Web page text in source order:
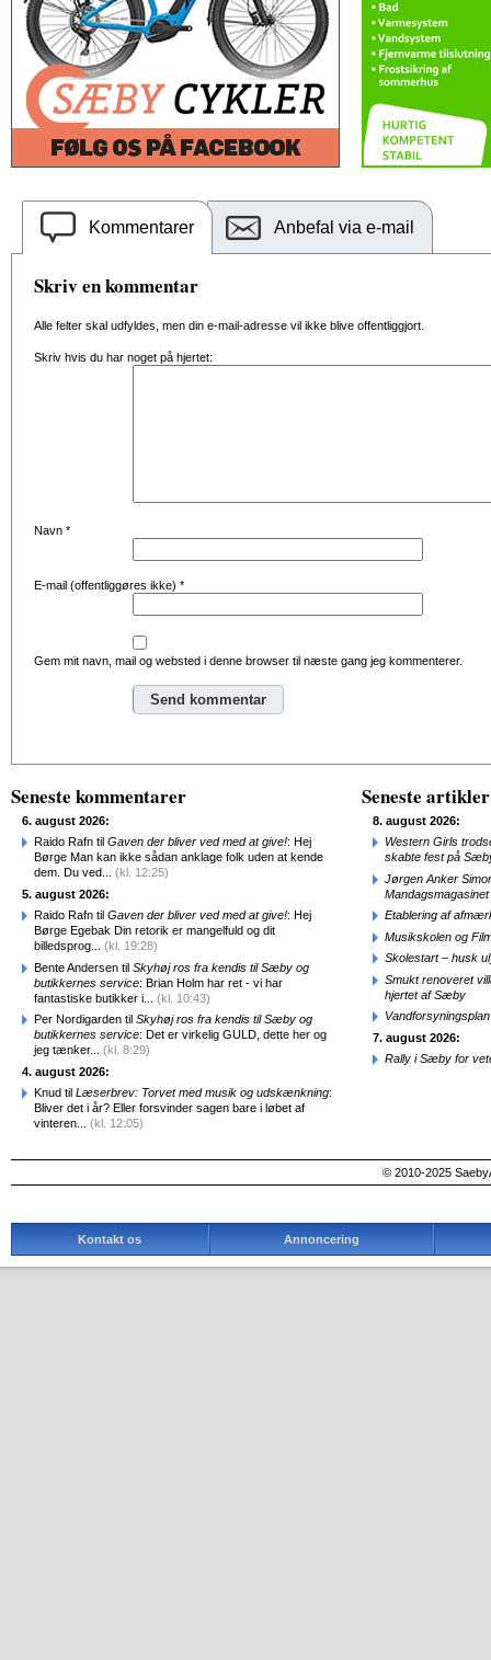
Kommentarer Anbefal via e-mail
Skriv en kommentar
Alle felter skal udfyldes, men din e-mail-adresse vil ikke blive offentliggjort.
Skriv hvis du har noget på hjertet:
Navn *
E-mail (offentliggøres ikke) *
Gem mit navn, mail og websted i denne browser til næste gang jeg kommenterer.
Seneste kommentarer
6. august 2026:
Raido Rafn til Gaven der bliver ved med at give!: Hej
Børge Man kan ikke sådan anklage folk uden at kende
dem. Du ved... (kl. 12:25)
5. august 2026:
Raido Rafn til Gaven der bliver ved med at give!: Hej
Børge Egebak Din retorik er mangelfuld og dit
billedsprog... (kl. 19:28)
Bente Andersen til Skyhøj ros fra kendis til Sæby og
butikkernes service: Brian Holm har ret - vi har
fantastiske butikker i... (kl. 10:43)
Per Nordigarden til Skyhøj ros fra kendis til Sæby og
butikkernes service: Det er virkelig GULD, dette her og
jeg tænker... (kl. 8:29)
4. august 2026:
Knud til Læserbrev: Torvet med musik og udskænkning:
Bliver det i år? Eller forsvinder sagen bare i løbet af
vinteren... (kl. 12:05)
Seneste artikler
8. august 2026:
Western Girls
skabte fest på
Jørgen Anker
Mandagsmagasinet
Etablering af
Musikskolen og
Skolestart – husk
Smukt renoveret
hjertet af Sæby
7. august 2026:
Rally i Sæby for
© 2010-2025
Kontakt os Annoncering